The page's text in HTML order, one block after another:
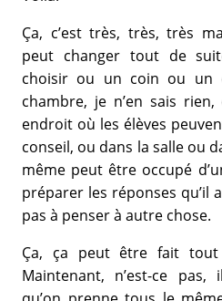
Ça, c’est très, très, très
peut changer tout de
choisir ou un coin ou un
chambre, je n’en sais
endroit où les élèves
conseil, ou dans la salle ou
même peut être occupé
préparer les réponses qu’il
pas à penser à autre chose.
Ça, ça peut être fait tout
Maintenant, n’est-ce pas,